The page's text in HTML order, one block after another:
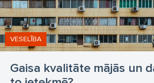
Propāna ūdens čilleris
Čilleri - inovatīvs centralizētas
sistēma
Gaisa dzesējamie čilleri
ūdens
precīzā gaisa
Gaisa kvalitāte mājās un
VESELĪBA